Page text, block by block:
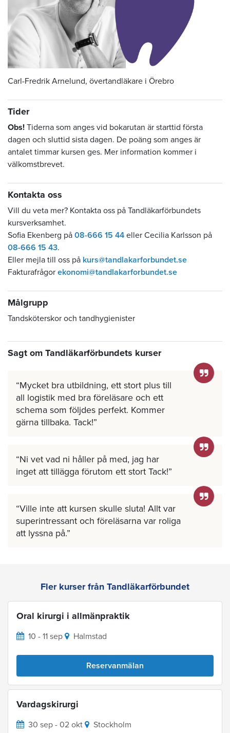
Carl-Fredrik Arnelund, övertandläkare i Örebro
Tider
Obs! Tiderna som anges vid bokarutan är starttid första
dagen och sluttid sista dagen. De poäng som anges är
antalet timmar kursen ges. Mer information kommer i
välkomstbrevet.
Kontakta oss
Vill du veta mer? Kontakta oss på Tandläkarförbundets
kursverksamhet.
Sofia Ekenberg på 08-666 15 44 eller Cecilia Karlsson på
08-666 15 43.
Eller mejla till oss på kurs@tandlakarforbundet.se
Fakturafrågor ekonomi@tandlakarforbundet.se
Målgrupp
Tandsköterskor och tandhygienister
Sagt om Tandläkarförbundets kurser
Mycket bra utbildning, ett stort plus till
all logistik med bra föreläsare och ett
schema som följdes perfekt. Kommer
gärna tillbaka. Tack!
Ni vet vad ni håller på med, jag har
inget att tillägga förutom ett stort Tack!
Ville inte att kursen skulle sluta! Allt var
superintressant och föreläsarna var roliga
att lyssna på.
Fler kurser från Tandläkarförbundet
Oral kirurgi i allmänpraktik
10 - 11 sep Halmstad
Reservanmälan
Vardagskirurgi
30 sep - 02 okt Stockholm